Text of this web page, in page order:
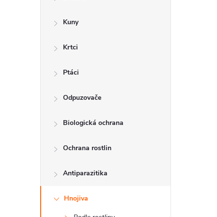
Kuny
Krtci
Ptáci
Odpuzovače
Biologická ochrana
Ochrana rostlin
Antiparazitika
Hnojiva